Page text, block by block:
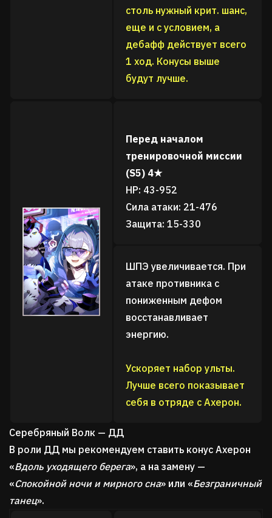
столь нужный крит. шанс,
еще и с условием, а
дебафф действует всего
1 ход. Конусы выше
будут лучше.
Перед началом
тренировочной миссии
(S5) 4★
HP: 43-952
Сила атаки: 21-476
Защита: 15-330
ШПЭ увеличивается. При
атаке противника с
пониженным дефом
восстанавливает
энергию.
Ускоряет набор ульты.
Лучше всего показывает
себя в отряде с Ахерон.
Серебряный Волк — ДД
В роли ДД мы рекомендуем ставить конус Ахерон
«Вдоль уходящего берега», а на замену —
«Спокойной ночи и мирного сна» или «Безграничный
танец».